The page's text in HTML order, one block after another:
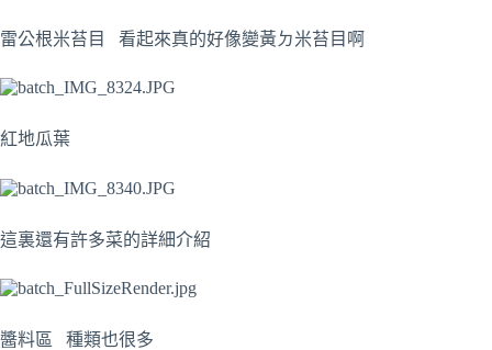
雷公根米苔目 看起來真的好像變黃ㄉ米苔目啊
紅地瓜葉
這裏還有許多菜的詳細介紹
醬料區 種類也很多